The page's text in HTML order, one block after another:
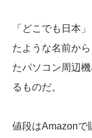
「どこでも日本
たような名前か
たパソコン周辺
るものだ。
値段はAmazonで